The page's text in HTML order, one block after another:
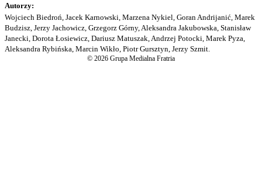
Autorzy:
Wojciech Biedroń, Jacek Karnowski, Marzena Nykiel, Goran Andrijanić, Marek
Budzisz, Jerzy Jachowicz, Grzegorz Górny, Aleksandra Jakubowska, Stanisław
Janecki, Dorota Łosiewicz, Dariusz Matuszak, Andrzej Potocki, Marek Pyza,
Aleksandra Rybińska, Marcin Wikło, Piotr Gursztyn, Jerzy Szmit.
© 2026 Grupa Medialna Fratria